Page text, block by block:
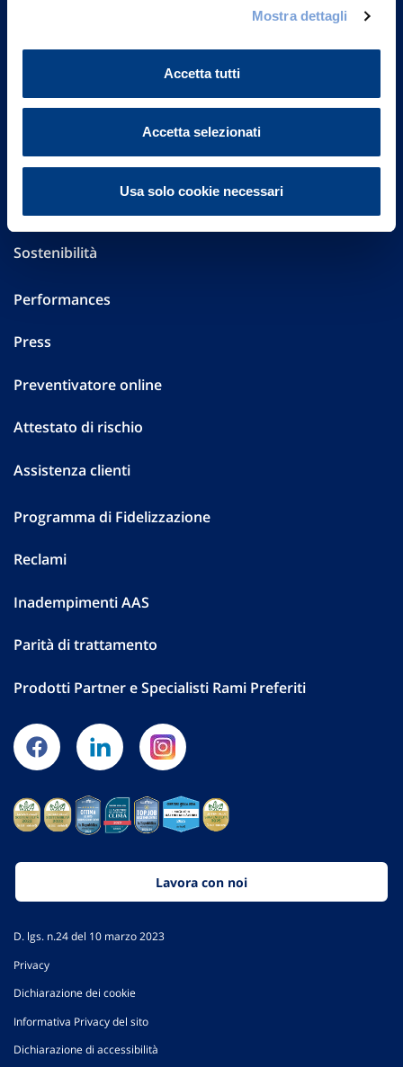
Mostra dettagli
Accetta tutti
Accetta selezionati
Usa solo cookie necessari
Investor Relations
Altre informazioni
Sostenibilità
Performances
Press
Preventivatore online
Attestato di rischio
Assistenza clienti
Programma di Fidelizzazione
Reclami
Inadempimenti AAS
Parità di trattamento
Prodotti Partner e Specialisti Rami Preferiti
Lavora con noi
D. lgs. n.24 del 10 marzo 2023
Privacy
Dichiarazione dei cookie
Informativa Privacy del sito
Dichiarazione di accessibilità